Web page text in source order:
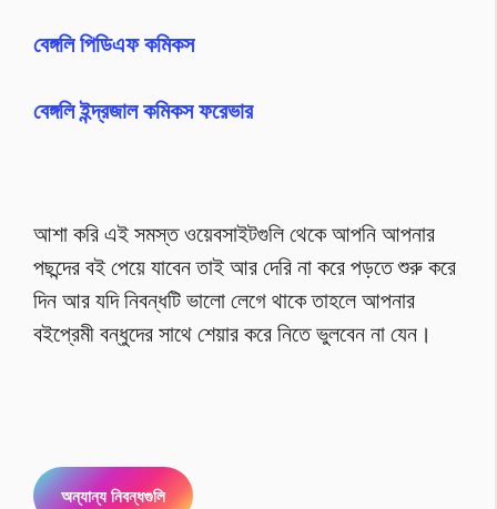
বেঙ্গলি পিডিএফ কমিকস
বেঙ্গলি ইন্দ্রজাল কমিকস ফরেভার
আশা করি এই সমস্ত ওয়েবসাইটগুলি থেকে আপনি আপনার
পছন্দের বই পেয়ে যাবেন তাই আর দেরি না করে পড়তে শুরু করে
দিন আর যদি নিবন্ধটি ভালো লেগে থাকে তাহলে আপনার
বইপ্রেমী বন্ধুদের সাথে শেয়ার করে নিতে ভুলবেন না যেন।
অন্যান্য নিবন্ধগুলি